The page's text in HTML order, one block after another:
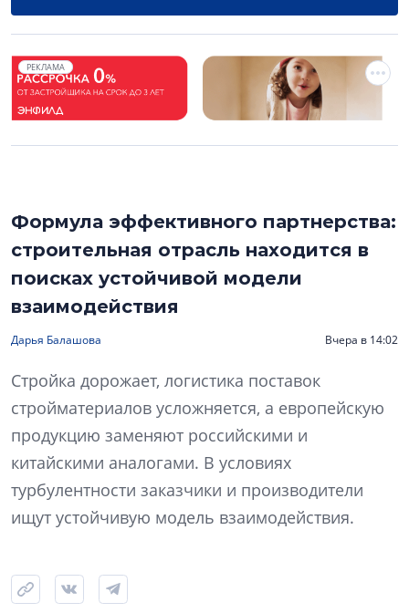
РЕКЛАМА
Формула эффективного партнерства:
строительная отрасль находится в
поисках устойчивой модели
взаимодействия
Дарья Балашова Вчера в 14:02
Стройка дорожает, логистика поставок
стройматериалов усложняется, а европейскую
продукцию заменяют российскими и
китайскими аналогами. В условиях
турбулентности заказчики и производители
ищут устойчивую модель взаимодействия.